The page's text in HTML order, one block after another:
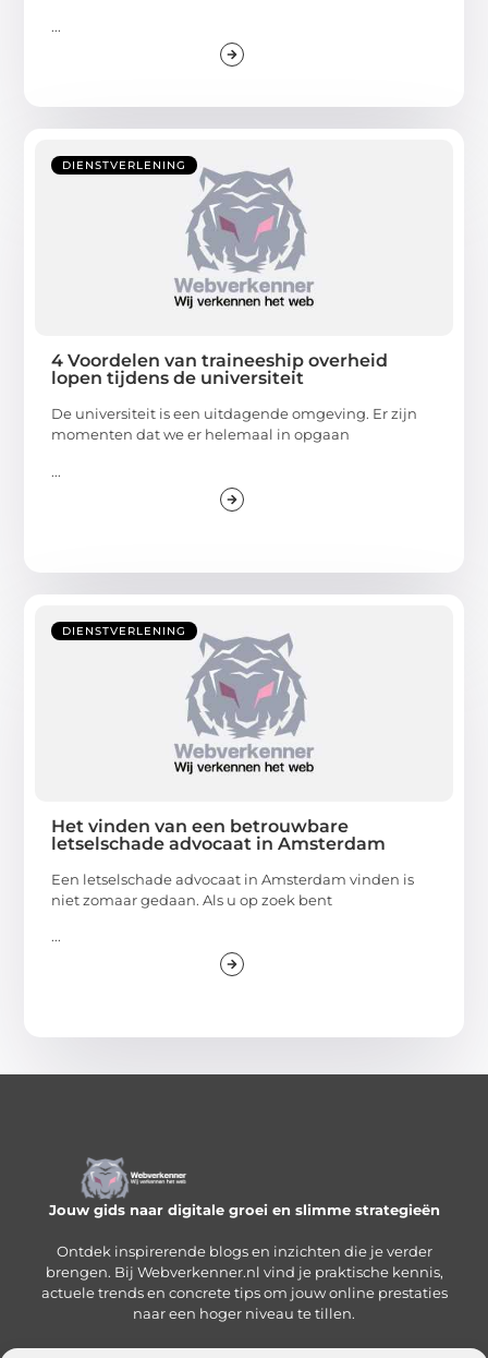
...
DIENSTVERLENING
4 Voordelen van traineeship overheid
lopen tijdens de universiteit
De universiteit is een uitdagende omgeving. Er zijn
momenten dat we er helemaal in opgaan
...
DIENSTVERLENING
Het vinden van een betrouwbare
letselschade advocaat in Amsterdam
Een letselschade advocaat in Amsterdam vinden is
niet zomaar gedaan. Als u op zoek bent
...
Jouw gids naar digitale groei en slimme strategieën
Ontdek inspirerende blogs en inzichten die je verder
brengen. Bij Webverkenner.nl vind je praktische kennis,
actuele trends en concrete tips om jouw online prestaties
naar een hoger niveau te tillen.